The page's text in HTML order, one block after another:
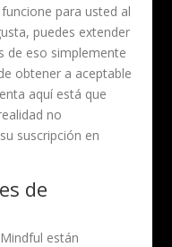
para usted al
puedes extender
de eso simplemente
obtener a aceptable
aquí está que
no
suscripción en
de
están